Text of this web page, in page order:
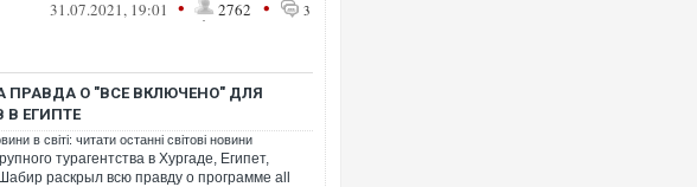
31.07.2021, 19:01 • 2762 • 3
ПРАВДА О "ВСЕ ВКЛЮЧЕНО" ДЛЯ
В ЕГИПТЕ
в світі: читати останні світові новини
турагентства в Хургаде, Египет,
раскрыл всю правду о программе all